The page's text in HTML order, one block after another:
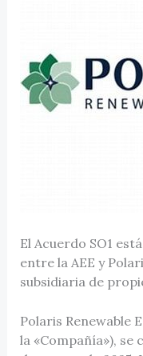
El Acuerdo SO1
entre la AEE y
subsidiaria de
Polaris Renewable
la «Compañía»), se